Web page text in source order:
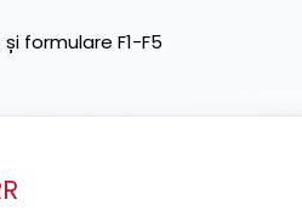
formulare F1-F5